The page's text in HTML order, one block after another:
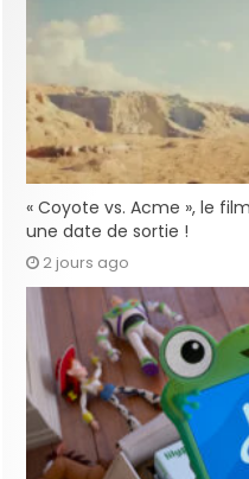
« Coyote vs. Acme », le
une date de sortie !
2 jours ago